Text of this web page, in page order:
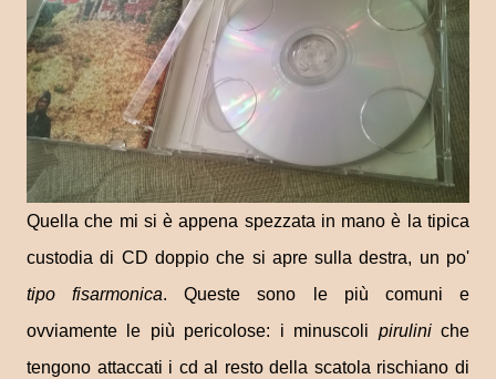
Quella che mi si è appena spezzata in mano è la tipica
custodia di CD doppio che si apre sulla destra, un po'
tipo fisarmonica. Queste sono le più comuni e
ovviamente le più pericolose: i minuscoli piruliniche
tengono attaccati i cd al resto della scatola rischiano di